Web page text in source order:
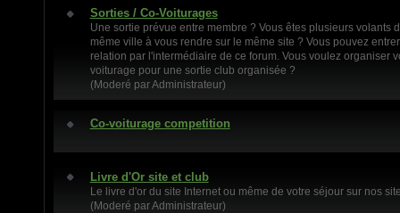
Sorties / Co-Voiturages
Une sortie prévue entre membre ? Vous êtes plusieurs volants
même ville à vous rendre sur le même site ? Vous pouvez
relation par l'intermédiaire de ce forum. Vous voulez organiser
voiturage pour une sortie club organisée ?
(Moderé par Administrateur)
Co-voiturage competition
Livre d'Or site et club
Le livre d'or du site Internet ou même de votre séjour sur nos
(Moderé par Administrateur)